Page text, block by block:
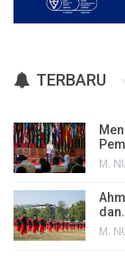
TERBARU
M.
M.